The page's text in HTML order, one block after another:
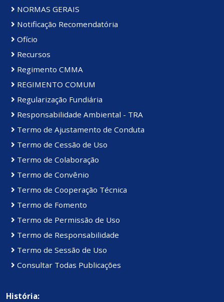
NORMAS GERAIS
Notificação Recomendatória
Ofício
Recursos
Regimento CMMA
REGIMENTO COMUM
Regularização Fundiária
Responsabilidade Ambiental - TRA
Termo de Ajustamento de Conduta
Termo de Cessão de Uso
Termo de Colaboração
Termo de Convênio
Termo de Cooperação Técnica
Termo de Fomento
Termo de Permissão de Uso
Termo de Responsabilidade
Termo de Sessão de Uso
Consultar Todas Publicações
História: